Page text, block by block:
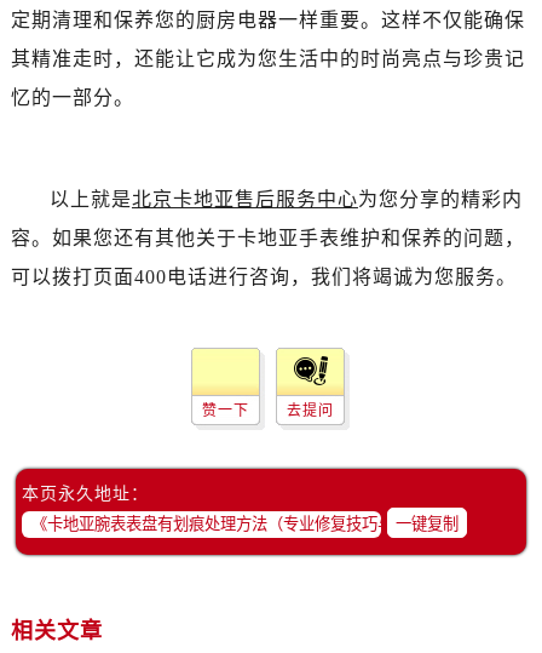
定期清理和保养您的厨房电器一样重要。这样不仅能确保
其精准走时，还能让它成为您生活中的时尚亮点与珍贵记
忆的一部分。
以上就是北京卡地亚售后服务中心为您分享的精彩内
容。如果您还有其他关于卡地亚手表维护和保养的问题，
可以拨打页面400电话进行咨询，我们将竭诚为您服务。
赞一下 去提问
本页永久地址：
一键复制
相关文章